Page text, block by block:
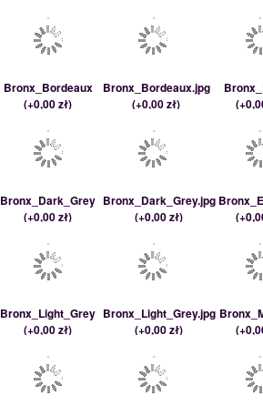
Bronx_Bordeaux
(+0,00 zł)
Bronx_Bordeaux.jpg
(+0,00 zł)
(
Bronx_Dark_Grey
(+0,00 zł)
Bronx_Dark_Grey.jpg
(+0,00 zł)
(
Bronx_Light_Grey
(+0,00 zł)
Bronx_Light_Grey.jpg
(+0,00 zł)
(